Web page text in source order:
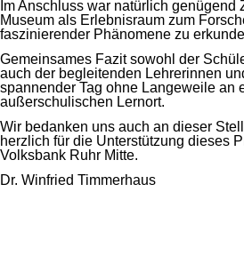
Im Anschluss war natürlich genügend
Museum als Erlebnisraum zum
faszinierender Phänomene zu
Gemeinsames Fazit sowohl der
auch der begleitenden Lehrerinnen
spannender Tag ohne Langeweile an
außerschulischen Lernort.
Wir bedanken uns auch an dieser
herzlich für die Unterstützung dieses
Volksbank Ruhr Mitte.
Dr. Winfried Timmerhaus